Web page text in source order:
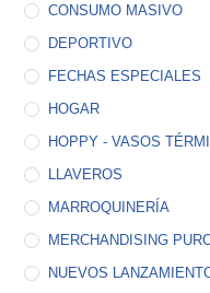
CONSUMO MASIVO
DEPORTIVO
FECHAS ESPECIALES
HOGAR
HOPPY - VASOS
LLAVEROS
MARROQUINERÍA
MERCHANDISING
NUEVOS